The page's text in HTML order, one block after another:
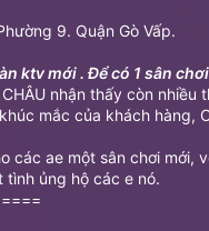
9. Quận Gò Vấp.
ktv mới . Để có 1 sân
nhận thấy còn
mắc của khách hàng,
các ae một sân chơi
tình ủng hộ các e nó.